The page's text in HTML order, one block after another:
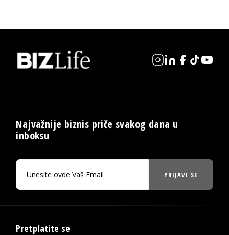
Najvažnije biznis priče svakog dana u
inboksu
PRIJAVI SE
Pretplatite se